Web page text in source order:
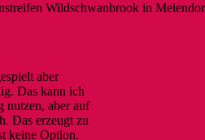
Wildschwanbrook in
aber
Das kann ich
nutzen, aber auf
Das erzeugt zu
keine Option.